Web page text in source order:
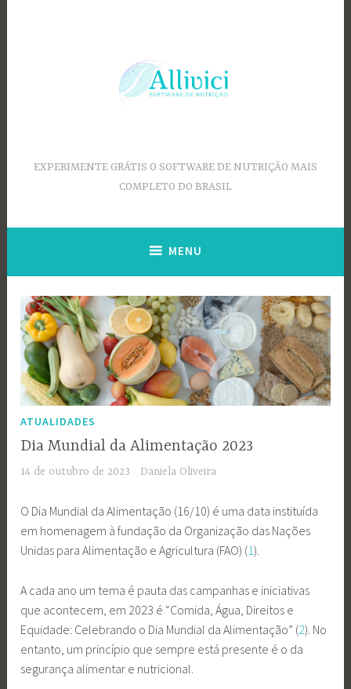
EXPERIMENTE GRÁTIS O SOFTWARE DE NUTRIÇÃO MAIS
COMPLETO DO BRASIL
MENU
ATUALIDADES
Dia Mundial da Alimentação 2023
14 de outubro de 2023 Daniela Oliveira
O Dia Mundial da Alimentação (16/10) é uma data instituída
em homenagem à fundação da Organização das Nações
Unidas para Alimentação e Agricultura (FAO) (1).
A cada ano um tema é pauta das campanhas e iniciativas
que acontecem, em 2023 é “Comida, Água, Direitos e
Equidade: Celebrando o Dia Mundial da Alimentação” (2). No
entanto, um princípio que sempre está presente é o da
segurança alimentar e nutricional.